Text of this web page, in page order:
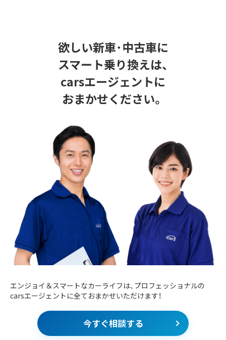
欲しい新車･中古車に
スマート乗り換えは、
carsエージェントに
おまかせください。
エンジョイ＆スマートなカーライフは、プロフェッショナルの
carsエージェントに全ておまかせいただけます！
今すぐ相談する